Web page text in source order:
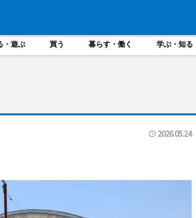
・遊ぶ 買う 暮らす・働く 学ぶ・知る
2026.05.24